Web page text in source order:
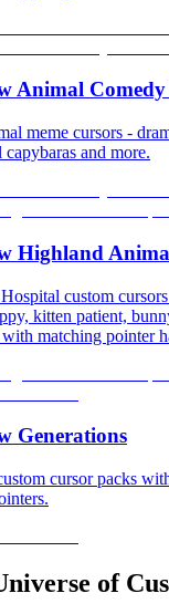
Animal
meme cursors -
and more.
Highland
custom
kitten patient,
matching pointer
Generations
cursor packs
of